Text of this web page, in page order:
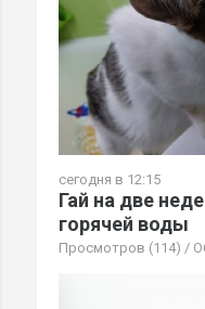
сегодня в 12:15
Гай на две
горячей воды
Просмотров (114) /